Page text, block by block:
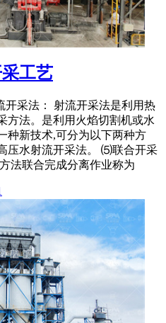
工艺
采法： 射流开采法是利用热
方法。是利用火焰切割机或水
种新技术,可分为以下两种方
压水射流开采法。 ⑸联合开采
法联合完成分离作业称为